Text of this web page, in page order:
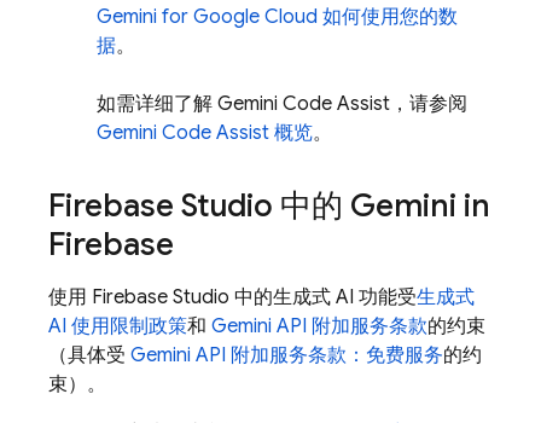
Gemini for Google Cloud 如何使用您的数
据。
如需详细了解 Gemini Code Assist ，请参阅
Gemini Code Assist 概览。
Firebase Studio 中的 Gemini in
Firebase
使用 Firebase Studio 中的生成式 AI 功能受生成式
AI 使用限制政策和 Gemini API 附加服务条款的约束
（具体受 Gemini API 附加服务条款：免费服务的约
束）。